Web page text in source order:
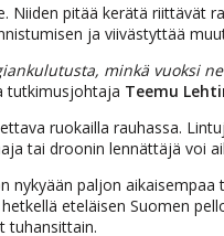
Niiden pitää kerätä
ja viivästyttää
minkä vuoksi
tutkimusjohtaja Teemu
ruokailla rauhassa.
tai droonin lennättäjä voi
nykyään paljon
eteläisen Suomen
tuhansittain.